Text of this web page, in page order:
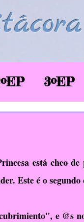
3ºEP
19
EAEC
está cheo de
Este é o segundo
e @s